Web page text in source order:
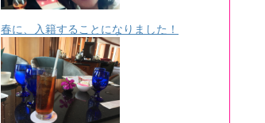
春に、入籍することになりました！